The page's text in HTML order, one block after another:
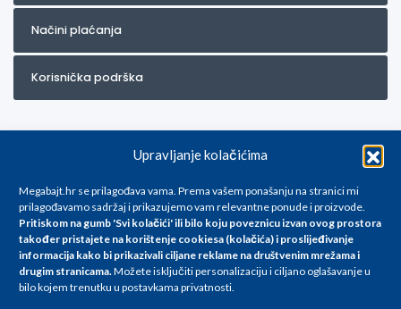
Upravljanje kolačićima
Megabajt.hr se prilagođava vama. Prema vašem ponašanju na stranici mi
prilagođavamo sadržaj i prikazujemo vam relevantne ponude i proizvode.
Pritiskom na gumb 'Svi kolačići' ili bilo koju poveznicu izvan ovog prostora
također pristajete na korištenje cookiesa (kolačića) i proslijeđivanje
informacija kako bi prikazivali ciljane reklame na društvenim mrežama i
drugim stranicama.Možete isključiti personalizaciju i ciljano oglašavanje u
bilo kojem trenutku u postavkama privatnosti.
Načini plaćanja
Korisnička podrška
Za artikle kojih trenutno nema u ponudi obratite nam se na
info@megabajt.hr. Sve cijene su informativnog karaktera i podložne su
promjenama, a
iskazane su za avansno plaćanje(gotovina) u Eurima i uključuju PDV. Sve